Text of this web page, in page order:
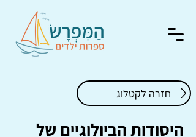
חזרה לקטלוג
היסודות הביולוגיים של